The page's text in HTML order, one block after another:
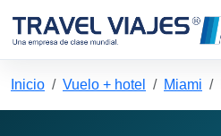
Inicio Vuelo + hotel Miami